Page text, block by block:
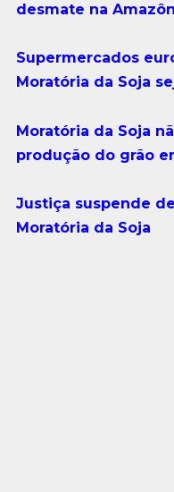
desmate na
Supermercados
Moratória da Soja
Moratória da Soja
produção do grão
Justiça suspende
Moratória da Soja